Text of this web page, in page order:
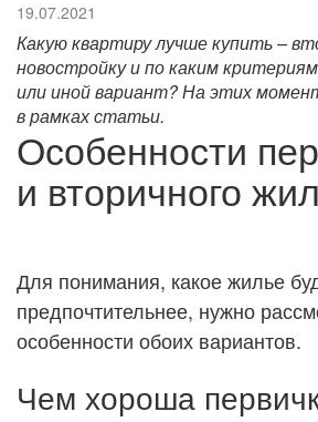
19.07.2021
Какую квартиру лучше купить –
новостройку и по каким
или иной вариант? На этих
в рамках статьи.
Особенности
и вторичного
Для понимания, какое жилье
предпочтительнее, нужно
особенности обоих вариантов.
Чем хороша